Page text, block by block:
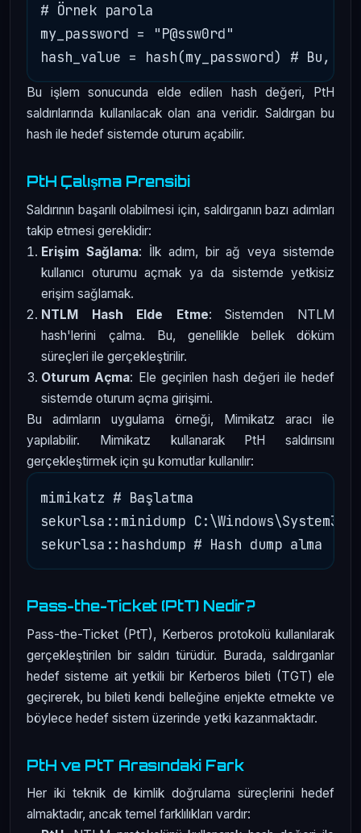
# Örnek parola
my_password = "P@ssw0rd"
Bu işlem sonucunda elde edilen hash değeri, PtH
saldırılarında kullanılacak olan ana veridir. Saldırgan bu
hash ile hedef sistemde oturum açabilir.
PtH Çalışma Prensibi
Saldırının başarılı olabilmesi için, saldırganın bazı adımları
takip etmesi gereklidir:
Erişim Sağlama: İlk adım, bir ağ veya sistemde
kullanıcı oturumu açmak ya da sistemde yetkisiz
erişim sağlamak.
NTLM Hash Elde Etme: Sistemden NTLM
hash'lerini çalma. Bu, genellikle bellek döküm
süreçleri ile gerçekleştirilir.
Oturum Açma: Ele geçirilen hash değeri ile hedef
sistemde oturum açma girişimi.
Bu adımların uygulama örneği, Mimikatz aracı ile
yapılabilir. Mimikatz kullanarak PtH saldırısını
gerçekleştirmek için şu komutlar kullanılır:
mimikatz # Başlatma
sekurlsa::minidump
Pass-the-Ticket (PtT) Nedir?
Pass-the-Ticket (PtT), Kerberos protokolü kullanılarak
gerçekleştirilen bir saldırı türüdür. Burada, saldırganlar
hedef sisteme ait yetkili bir Kerberos bileti (TGT) ele
geçirerek, bu bileti kendi belleğine enjekte etmekte ve
böylece hedef sistem üzerinde yetki kazanmaktadır.
PtH ve PtT Arasındaki Fark
Her iki teknik de kimlik doğrulama süreçlerini hedef
almaktadır, ancak temel farklılıkları vardır: